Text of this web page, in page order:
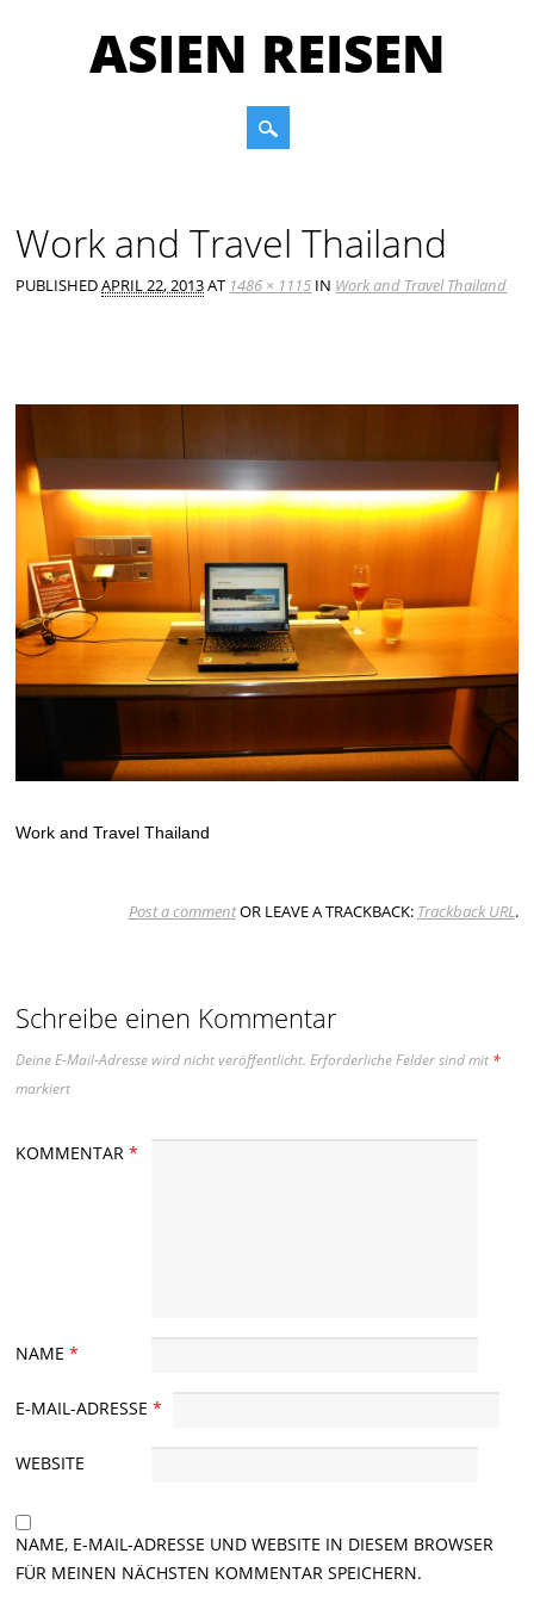
ASIEN REISEN
Work and Travel Thailand
PUBLISHEDAPRIL 22, 2013AT 1486 × 1115 IN Work and Travel Thailand
Work and Travel Thailand
Post a commentOR LEAVE A TRACKBACK: Trackback URL.
Schreibe einen Kommentar
Deine E-Mail-Adresse wird nicht veröffentlicht. Erforderliche Felder sind mit *
markiert
KOMMENTAR*
NAME*
E-MAIL-ADRESSE*
WEBSITE
NAME, E-MAIL-ADRESSE UND WEBSITE IN DIESEM BROWSER
FÜR MEINEN NÄCHSTEN KOMMENTAR SPEICHERN.